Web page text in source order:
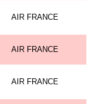
AIR FRANCE
AIR FRANCE
AIR FRANCE